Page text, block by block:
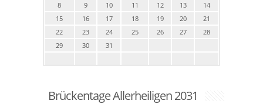
8
9 10 11 12 13
14
15
16 17 18 19 20
21
22
23 24 25 26 27
28
29
30 31
Brückentage Allerheiligen 2031